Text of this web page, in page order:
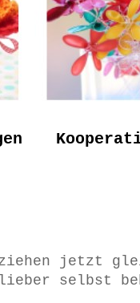
ziehen jetzt
selbst